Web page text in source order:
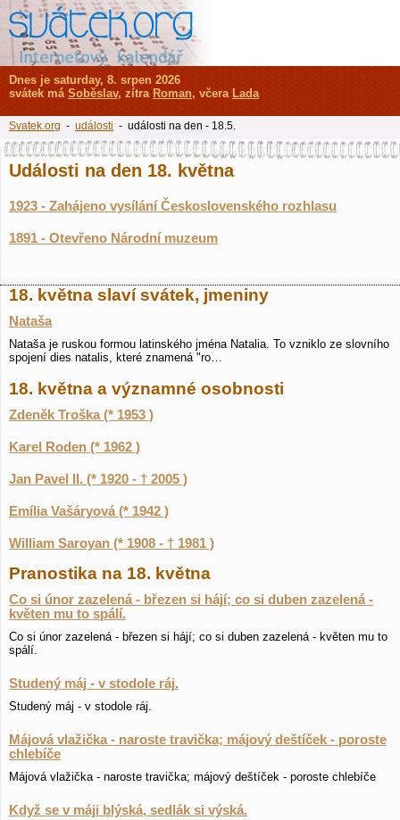
Události na den 18. května
1923 - Zahájeno vysílání Československého rozhlasu
1891 - Otevřeno Národní muzeum
18. května slaví svátek, jmeniny
Nataša
Nataša je ruskou formou latinského jména Natalia. To vzniklo ze slovního
spojení dies natalis, které znamená "ro…
18. května a významné osobnosti
Zdeněk Troška (* 1953 )
Karel Roden (* 1962 )
Jan Pavel II. (* 1920 - † 2005 )
Emília Vašáryová (* 1942 )
William Saroyan (* 1908 - † 1981 )
Pranostika na 18. května
Co si únor zazelená - březen si hájí; co si duben zazelená -
květen mu to spálí.
Co si únor zazelená - březen si hájí; co si duben zazelená - květen mu to
spálí.
Studený máj - v stodole ráj.
Studený máj - v stodole ráj.
Májová vlažička - naroste travička; májový deštíček - poroste
chlebíče
Májová vlažička - naroste travička; májový deštíček - poroste chlebíče
Když se v máji blýská, sedlák si výská.
Dnes je saturday, 8. srpen 2026
svátek má Soběslav, zítra Roman, včera Lada
Svatek.org - události - události na den - 18.5.